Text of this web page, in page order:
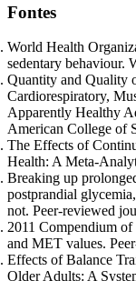
Fontes
World Health
sedentary behaviour.
Quantity and Quality
Cardiorespiratory,
Apparently Healthy
American College of
The Effects of
Health: A Meta-
Breaking up
postprandial
not. Peer-reviewed
2011 Compendium of
and MET values.
Effects of Balance
Older Adults: A